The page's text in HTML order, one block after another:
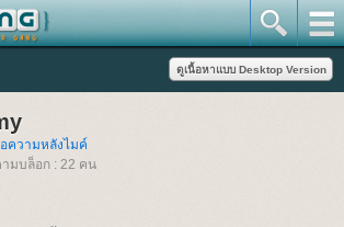
ความหลังไมค์
มบล็อก : 22 คน